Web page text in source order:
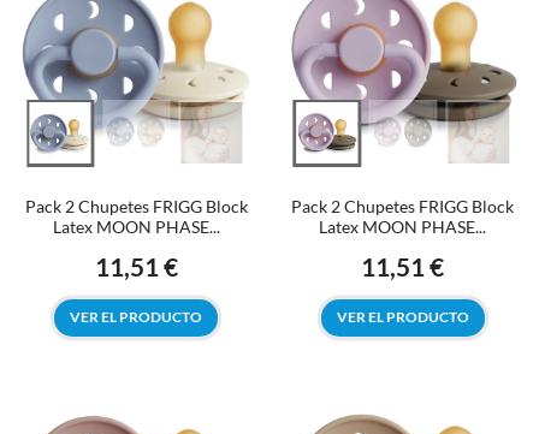
Pack 2 Chupetes FRIGG Block
Latex MOON PHASE...
Precio
11,51 €
VER EL PRODUCTO
Pack 2 Chupetes FRIGG Block
Latex MOON PHASE...
Precio
11,51 €
VER EL PRODUCTO